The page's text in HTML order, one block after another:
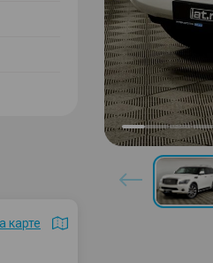
карте